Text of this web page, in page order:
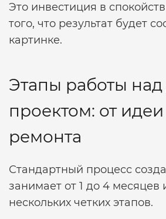
Это инвестиция в
того, что результат будет
картинке.
Этапы работы
проектом: от
ремонта
Стандартный процесс
занимает от 1 до 4 месяцев
нескольких четких этапов.